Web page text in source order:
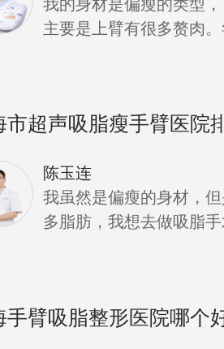
我的身材是偏瘦的类型
主要是上臂有很多赘肉
市超声吸脂瘦手臂医院
陈玉连
我虽然是偏瘦的身材，
多脂肪，我想去做吸脂
手臂吸脂整形医院哪个